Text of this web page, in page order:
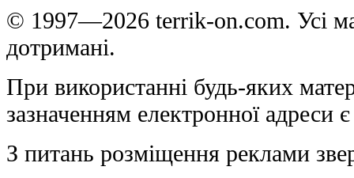
© 1997—2026 terrik-on.com. Усі
дотримані.
При використанні будь-яких
зазначенням електронної адреси
З питань розміщення реклами